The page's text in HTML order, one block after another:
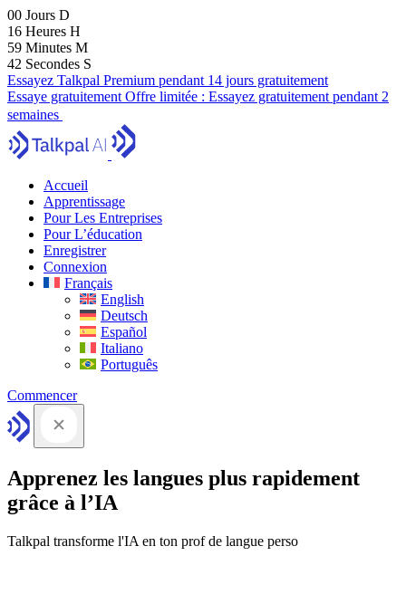
00 Jours D
16 Heures H
59 Minutes M
41 Secondes S
Essayez Talkpal Premium pendant 14 jours gratuitement
Essaye gratuitement Offre limitée : Essayez gratuitement pendant 2
semaines
Accueil
Apprentissage
Pour Les Entreprises
Pour L’éducation
Enregistrer
Connexion
Français
English
Deutsch
Español
Italiano
Português
Commencer
Apprenez les langues plus rapidement
grâce à l’IA
Talkpal transforme l'IA en ton prof de langue perso